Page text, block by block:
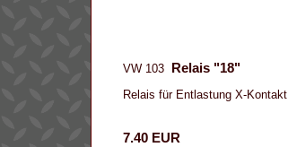
VW 103 Relais "18"
Relais für Entlastung X-Kontakt
7.40 EUR